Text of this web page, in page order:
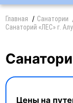
Главная Санатории
Санаторий «ЛЕС» г.
Цены на